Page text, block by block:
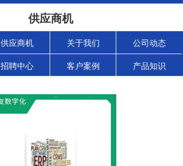
供应商机
供应商机 关于我们 公司动态
招聘中心 客户案例 产品知识